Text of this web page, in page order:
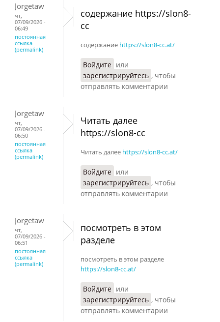
Jorgetaw
чт,
07/09/2026 -
06:49
постоянная
ссылка
(permalink)
содержание https://slon8-
cc
содержание https://slon8-cc.at/
Войдите или
зарегистрируйтесь , чтобы
отправлять комментарии
Jorgetaw
чт,
07/09/2026 -
06:50
постоянная
ссылка
(permalink)
Читать далее
https://slon8-cc
Читать далее https://slon8-cc.at/
Войдите или
зарегистрируйтесь , чтобы
отправлять комментарии
Jorgetaw
чт,
07/09/2026 -
06:51
постоянная
ссылка
(permalink)
посмотреть в этом
разделе
посмотреть в этом разделе
https://slon8-cc.at/
Войдите или
зарегистрируйтесь , чтобы
отправлять комментарии